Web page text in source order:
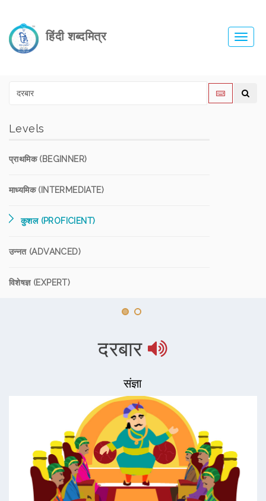
हिंदी शब्दमित्र
Levels
प्राथमिक (BEGINNER)
माध्यमिक (INTERMEDIATE)
कुशल (PROFICIENT)
उन्नत (ADVANCED)
विशेषज्ञ (EXPERT)
दरबार
संज्ञा